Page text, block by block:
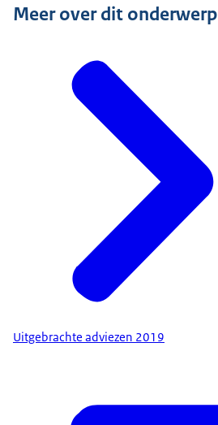
Meer over dit onderwerp
Uitgebrachte adviezen 2019